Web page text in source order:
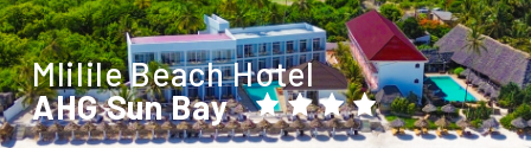
Mlilile Beach Hotel
AHG Sun Bay